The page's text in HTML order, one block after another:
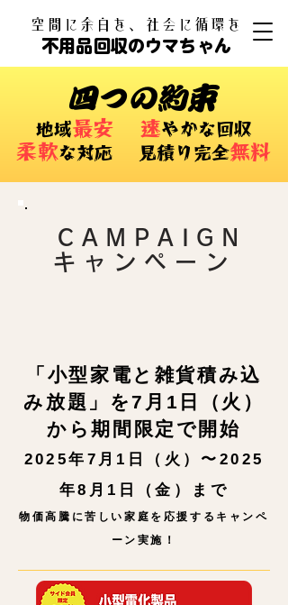
​空間に余白を、社会に循環を
不用品回収のウマちゃん
四つの約束
​地域最安 速やかな回収
柔軟な対応 ​見積り完全無料
CAMPAIGN
​キャンペーン
「小型家電と雑貨積み込
み放題」を7月1日（火）
から期間限定で開始
2025年7月1日（火）〜2025
年8月1日（金）まで
物価高騰に苦しい家庭を応援するキャンペ
ーン実施！